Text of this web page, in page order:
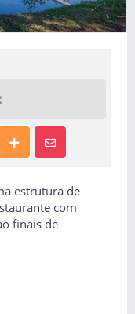
estrutura de
com
finais de